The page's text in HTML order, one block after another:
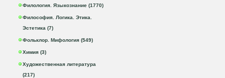
Филология. Языкознание (1770)
Философия. Логика. Этика.
Эстетика (7)
Фольклор. Мифология (549)
Химия (3)
Художественная литература
(217)